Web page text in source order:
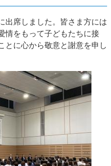
出席しました。皆さま方には
情をもって子どもたちに接
とに心から敬意と謝意を申し